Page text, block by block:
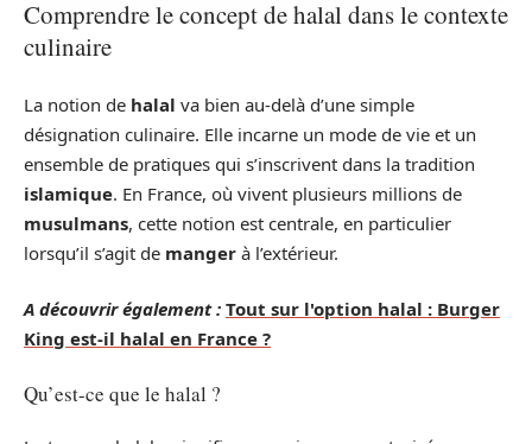
Comprendre le concept de halal dans le contexte
culinaire
La notion de halal va bien au-delà d’une simple
désignation culinaire. Elle incarne un mode de vie et un
ensemble de pratiques qui s’inscrivent dans la tradition
islamique. En France, où vivent plusieurs millions de
musulmans, cette notion est centrale, en particulier
lorsqu’il s’agit de manger à l’extérieur.
A découvrir également : Tout sur l'option halal : Burger
King est-il halal en France ?
Qu’est-ce que le halal ?